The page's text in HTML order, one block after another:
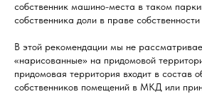
собственник машино-места в таком
собственника доли в праве
В этой рекомендации мы не
«нарисованные» на придомовой
придомовая территория входит в состав
собственников помещений в МКД или